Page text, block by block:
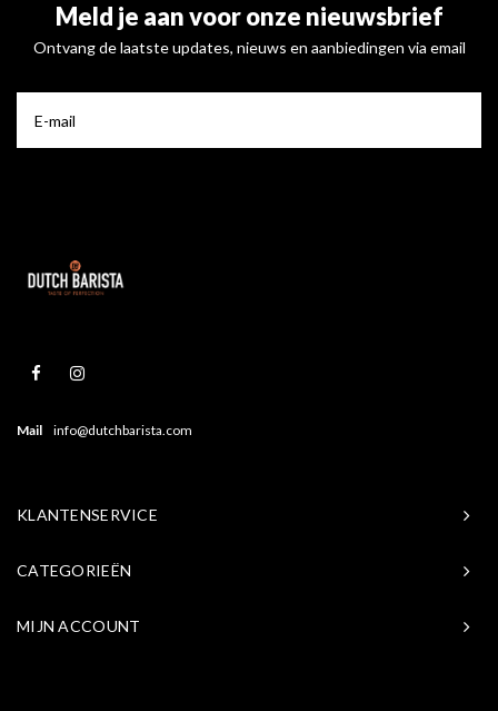
Meld je aan voor onze nieuwsbrief
Ontvang de laatste updates, nieuws en aanbiedingen via email
Mail info@dutchbarista.com
KLANTENSERVICE
CATEGORIEËN
MIJN ACCOUNT